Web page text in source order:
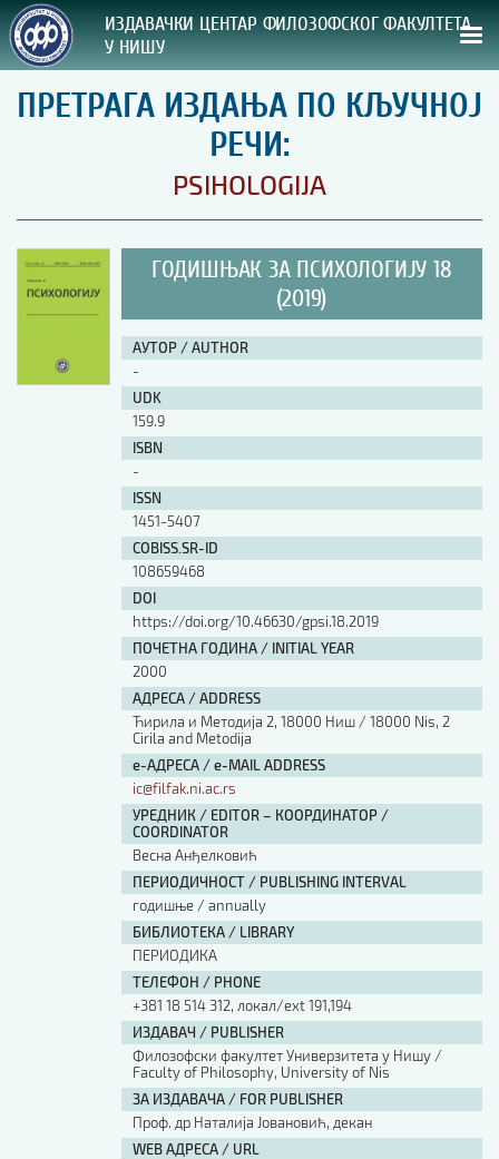
ИЗДАВАЧКИ ЦЕНТАР ФИЛОЗОФСКОГ ФАКУЛТЕТА
У НИШУ
СВА НАША ИЗДАЊА
ВРСТА ИЗДАЊА:
ПРЕГЛЕД
УПУТСТВА
УПУТСТВА
Правилник о издавачкој делатности
Упутство ауторима
Упутство уредницима
Изјава о ауторству
Изјава о лектури
Изјава о коришћењу ауторског дела
Упутство за бирање лиценце
Уговор са аутором
Шаблон прве стране и импресума [B5, ћир]
Шаблон прве стране и импресума [B5, лат]
Шаблон прве стране и импресума [B5, енг]
Етички кодекс
ПРЕТРАГА ИЗДАЊА
Наслов или део наслова
АУТОР / AUTHOR
ПРЕТРАГА ИЗДАЊА ПО КЉУЧНОЈ
РЕЧИ:
PSIHOLOGIJA
ГОДИШЊАК ЗА ПСИХОЛОГИЈУ 18
(2019)
АУТОР / AUTHOR
-
UDK
159.9
ISBN
-
ISSN
1451-5407
COBISS.SR-ID
108659468
DOI
https://doi.org/10.46630/gpsi.18.2019
ПОЧЕТНА ГОДИНА / INITIAL YEAR
2000
АДРЕСА / ADDRESS
Ћирила и Методија 2, 18000 Ниш / 18000 Nis, 2
Cirila and Metodija
е-АДРЕСА / e-MAIL ADDRESS
ic@filfak.ni.ac.rs
УРЕДНИК / EDITOR – КООРДИНАТОР /
COORDINATOR
Весна Анђелковић
ПЕРИОДИЧНОСТ / PUBLISHING INTERVAL
годишње / annually
БИБЛИОТЕКА / LIBRARY
ПЕРИОДИКА
ТЕЛЕФОН / PHONE
+381 18 514 312, локал/ext 191,194
ИЗДАВАЧ / PUBLISHER
Филозофски факултет Универзитета у Нишу /
Faculty of Philosophy, University of Nis
ЗА ИЗДАВАЧА / FOR PUBLISHER
Проф. др Наталија Јовановић, декан
WEB АДРЕСА / URL